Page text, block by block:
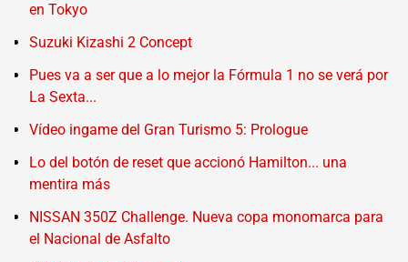
en Tokyo
Suzuki Kizashi 2 Concept
Pues va a ser que a lo mejor la Fórmula 1 no se verá por
La Sexta...
Vídeo ingame del Gran Turismo 5: Prologue
Lo del botón de reset que accionó Hamilton... una
mentira más
NISSAN 350Z Challenge. Nueva copa monomarca para
el Nacional de Asfalto